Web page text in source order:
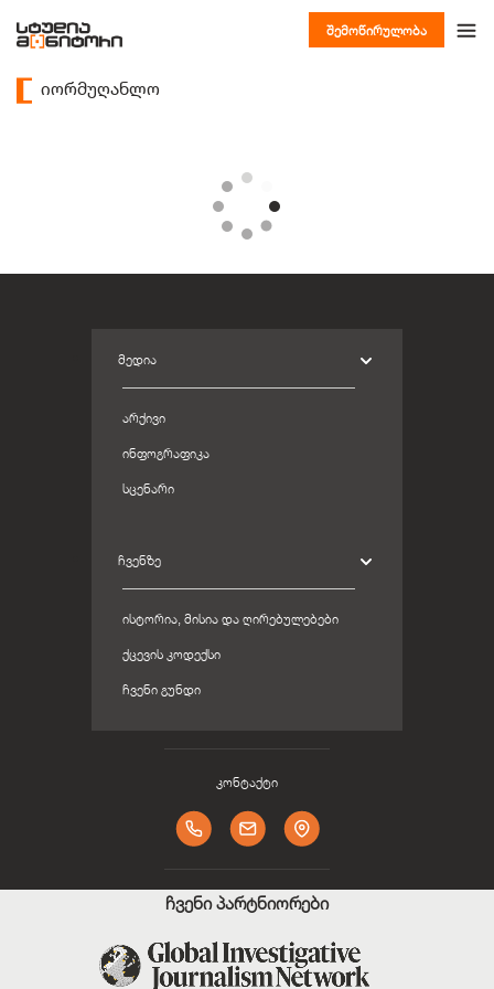
შემოწირულობა
იორმუღანლო
ᲛᲔᲓᲘᲐ
ᲐᲠᲥᲘᲕᲘ
ᲘᲜᲤᲝᲒᲠᲐᲤᲘᲙᲐ
ᲡᲪᲔᲜᲐᲠᲘ
ᲩᲕᲔᲜᲖᲔ
ᲘᲡᲢᲝᲠᲘᲐ, ᲛᲘᲡᲘᲐ ᲓᲐ ᲦᲘᲠᲔᲑᲣᲚᲔᲑᲔᲑᲘ
ᲥᲪᲔᲕᲘᲡ ᲙᲝᲓᲔᲥᲡᲘ
ᲩᲕᲔᲜᲘ ᲒᲣᲜᲓᲘ
კონტაქტი
ჩვენი პარტნიორები